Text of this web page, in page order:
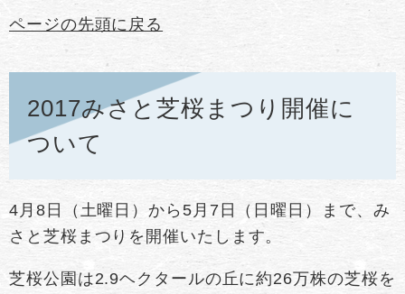
ページの先頭に戻る
2017みさと芝桜まつり開催に
ついて
4月8日（土曜日）から5月7日（日曜日）まで、み
さと芝桜まつりを開催いたします。
芝桜公園は2.9ヘクタールの丘に約26万株の芝桜を